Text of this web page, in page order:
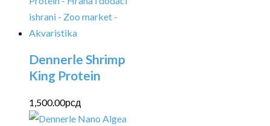
Dennerle Shrimp
King Protein
1,500.00рсд